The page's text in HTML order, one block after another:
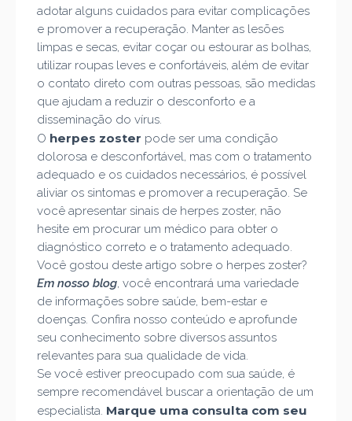
adotar alguns cuidados para evitar complicações
e promover a recuperação. Manter as lesões
limpas e secas, evitar coçar ou estourar as bolhas,
utilizar roupas leves e confortáveis, além de evitar
o contato direto com outras pessoas, são medidas
que ajudam a reduzir o desconforto e a
disseminação do vírus.
O herpes zoster pode ser uma condição
dolorosa e desconfortável, mas com o tratamento
adequado e os cuidados necessários, é possível
aliviar os sintomas e promover a recuperação. Se
você apresentar sinais de herpes zoster, não
hesite em procurar um médico para obter o
diagnóstico correto e o tratamento adequado.
Você gostou deste artigo sobre o herpes zoster?
Em nosso blog, você encontrará uma variedade
de informações sobre saúde, bem-estar e
doenças. Confira nosso conteúdo e aprofunde
seu conhecimento sobre diversos assuntos
relevantes para sua qualidade de vida.
Se você estiver preocupado com sua saúde, é
sempre recomendável buscar a orientação de um
especialista. Marque uma consulta com seu